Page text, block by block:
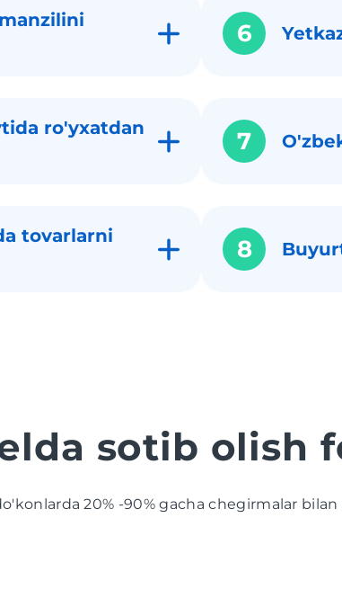
ro'yxatdan
tovarlarni
6
7
8
sotib olish
20% -90% gacha chegirmalar